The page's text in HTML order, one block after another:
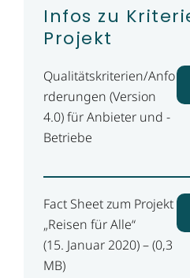
Infos zu
Projekt
Qualitätskriterien/Anfo
rderungen (Version
4.0) für Anbieter und ­
Betriebe
Fact Sheet zum Projekt
„Reisen für Alle“
(15. Januar 2020) – (0,3
MB)